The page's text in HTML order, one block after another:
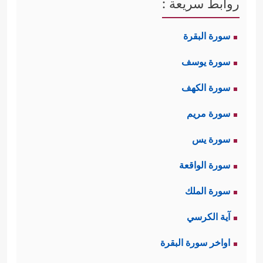
لهم قبل النزول إلى ميدان الدعوة وإصلاح
المجتمع، فقد قال الله لنبيّه محمدٍ
الاعتزال في غار حراء لشهور عدَّة قبل
روابط سريعة :
سورة البقرة
سورة يوسف
سورة الكهف
سورة مريم
سورة يس
سورة الواقعة
سورة الملك
آية الكرسي
اواخر سورة البقرة